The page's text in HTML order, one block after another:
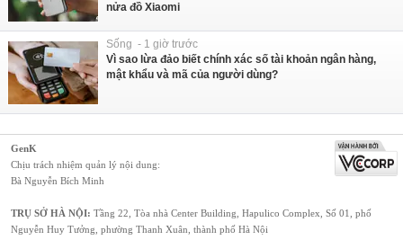
nửa đồ Xiaomi
Sống - 1 giờ trước
Vì sao lừa đảo biết chính xác số tài khoản ngân hàng,
mật khẩu và mã của người dùng?
GenK
Chịu trách nhiệm quản lý nội dung:
Bà Nguyễn Bích Minh
TRỤ SỞ HÀ NỘI: Tầng 22, Tòa nhà Center Building, Hapulico Complex, Số 01, phố
Nguyễn Huy Tưởng, phường Thanh Xuân, thành phố Hà Nội